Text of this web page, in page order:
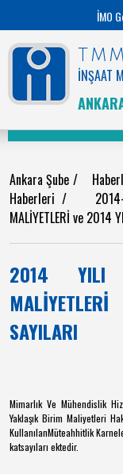
İMO
İNŞAAT
Ankara Şube /
Haberleri /
MALİYETLERİ ve 2014
2014 YILI
SAYILARI
Mimarlık Ve Mühendislik
Yaklaşık Birim Maliyetleri
KullanılanMüteahhitlik
katsayıları ektedir.